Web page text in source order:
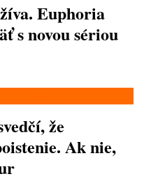
Euphoria
s novou sériou
že
Ak nie,